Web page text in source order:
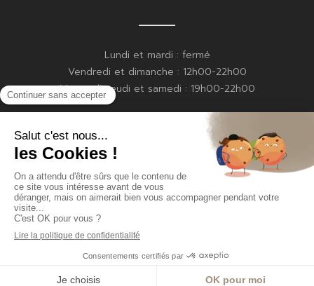
Lundi et mardi : fermé
Vendredi et dimanche : 12h00-22h00
Mercredi, jeudi et samedi : 19h00-22h00
HORAIRE DE LA BOULANGERIE
Vendredi : 15h00-19h00
Samedi : 8h30-13h00